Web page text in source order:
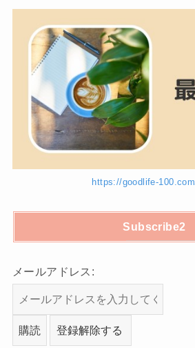
https://goodlife-
Subscribe2
メールアドレス: